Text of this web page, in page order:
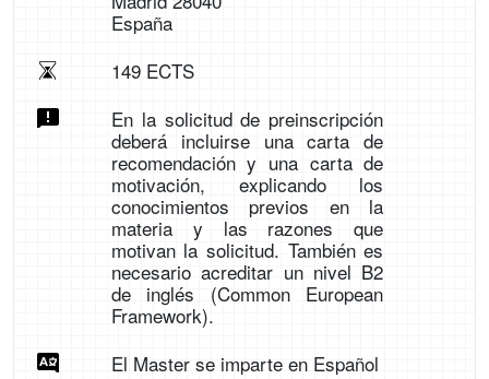
España
149 ECTS
En la solicitud de preinscripción
deberá incluirse una carta de
recomendación y una carta de
motivación, explicando los
conocimientos previos en la
materia y las razones que
motivan la solicitud. También es
necesario acreditar un nivel B2
de inglés (Common European
Framework).
El Master se imparte en Español